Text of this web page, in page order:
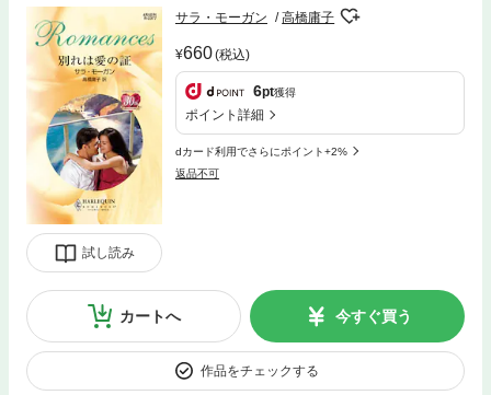
試し読み
サラ・モーガン 高橋庸子
660(税込)
6pt獲得
ポイント詳細
dカード利用でさらにポイント+2%
返品不可
カートへ 今すぐ買う
作品をチェックする